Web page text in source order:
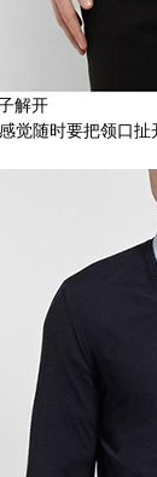
解开
时要把领口扯